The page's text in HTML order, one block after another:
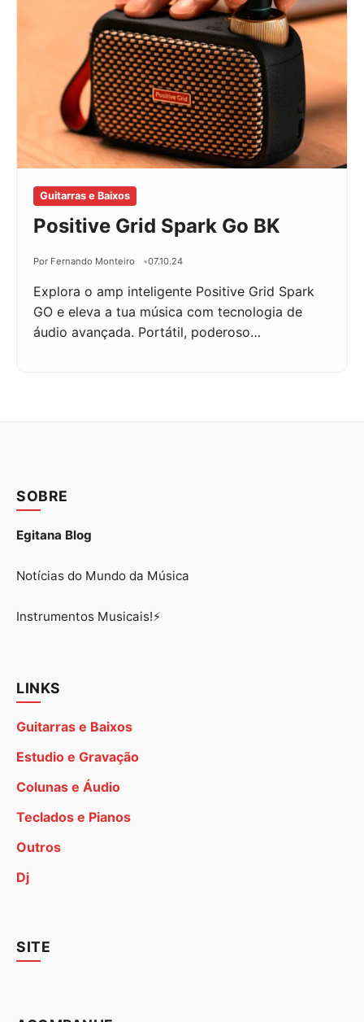
Guitarras e Baixos
Positive Grid Spark Go BK
Por Fernando Monteiro 07.10.24
Explora o amp inteligente Positive Grid Spark
GO e eleva a tua música com tecnologia de
áudio avançada. Portátil, poderoso…
SOBRE
Egitana Blog
Notícias do Mundo da Música
Instrumentos Musicais!⚡
LINKS
Guitarras e Baixos
Estudio e Gravação
Colunas e Áudio
Teclados e Pianos
Outros
Dj
SITE